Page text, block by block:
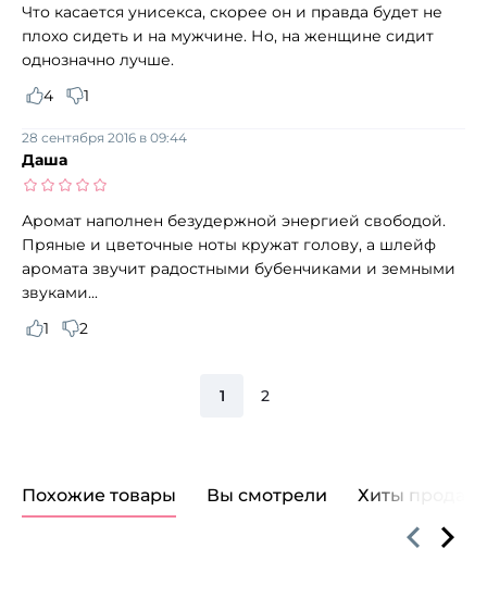
Что касается унисекса, скорее он и правда будет не
плохо сидеть и на мужчине. Но, на женщине сидит
однозначно лучше.
4
1
Даша
28 сентября 2016 в 09:44
Аромат наполнен безудержной энергией свободой.
Пряные и цветочные ноты кружат голову, а шлейф
аромата звучит радостными бубенчиками и земными
звуками...
1
2
1 2
Похожие товары Вы смотрели Хиты продаж